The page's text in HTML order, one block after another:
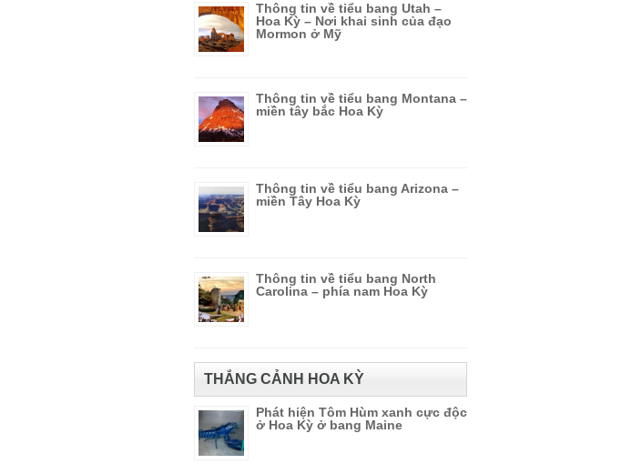
Thông tin về tiểu bang Utah –
Hoa Kỳ – Nơi khai sinh của đạo
Mormon ở Mỹ
Thông tin về tiểu bang Montana –
miền tây bắc Hoa Kỳ
Thông tin về tiểu bang Arizona –
miền Tây Hoa Kỳ
Thông tin về tiểu bang North
Carolina – phía nam Hoa Kỳ
THẮNG CẢNH HOA KỲ
Phát hiện Tôm Hùm xanh cực độc
ở Hoa Kỳ ở bang Maine